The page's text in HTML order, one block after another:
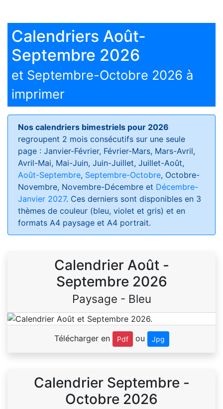
Calendriers Août-
Septembre 2026
et Septembre-Octobre 2026 à
imprimer
Nos calendriers bimestriels pour 2026
regroupent 2 mois consécutifs sur une seule
page : Janvier-Février, Février-Mars, Mars-Avril,
Avril-Mai, Mai-Juin, Juin-Juillet, Juillet-Août,
Août-Septembre, Septembre-Octobre, Octobre-
Novembre, Novembre-Décembre et Décembre-
Janvier 2027. Ces derniers sont disponibles en 3
thèmes de couleur (bleu, violet et gris) et en
formats A4 paysage et A4 portrait.
Calendrier Août -
Septembre 2026
Paysage - Bleu
Télécharger en Pdf ou Jpg
Calendrier Septembre -
Octobre 2026